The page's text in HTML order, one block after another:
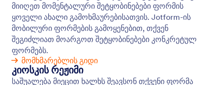
Collect data offline with Jotform Mobile Forms, our
free mobile app! Responses collected offline will be
instantly saved and automatically synced to your
Jotform account when you reconnect to the
internet.